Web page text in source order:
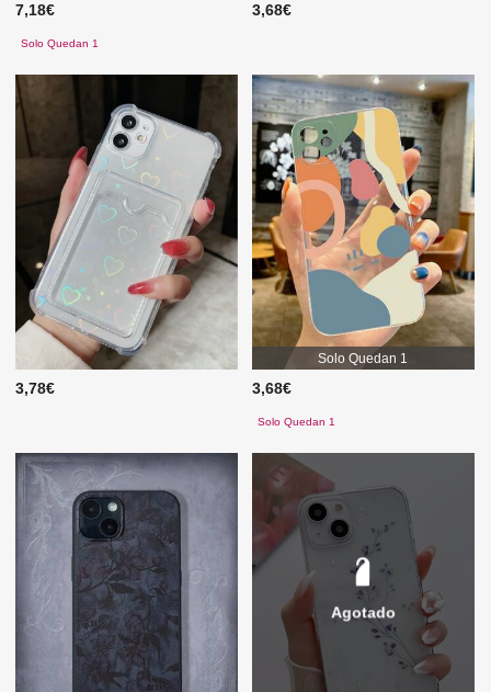
7,18€
Solo Quedan 1
3,68€
3,78€
Solo Quedan 1
3,68€
Solo Quedan 1
Agotado